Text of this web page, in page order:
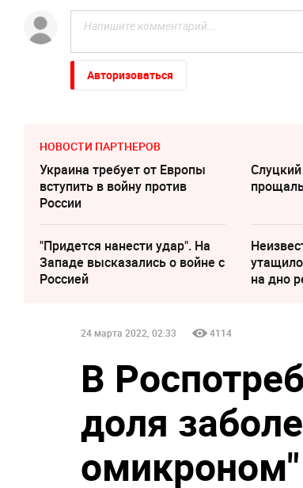
Авторизоваться
НОВОСТИ ПАРТНЕРОВ
Украина требует от Европы
вступить в войну против
России
"Придется нанести удар". На
Западе высказались о войне с
Россией
на дно
24 марта 2022, 02:33 4114
В
доля
омикроном"